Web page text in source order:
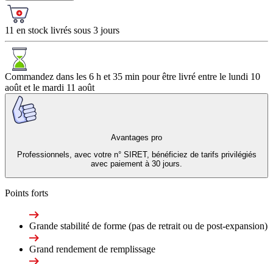
11 en stock livrés sous 3 jours
Commandez dans les 6 h et 35 min pour être livré entre le lundi 10
aoûtet le mardi 11 août
Avantages pro
Professionnels, avec votre n° SIRET, bénéficiez de tarifs privilégiés
avec paiement à 30 jours.
Points forts
Grande stabilité de forme (pas de retrait ou de post-expansion)
Grand rendement de remplissage